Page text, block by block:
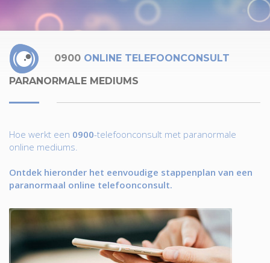
0900 ONLINE TELEFOONCONSULT
PARANORMALE MEDIUMS
Hoe werkt een 0900-telefoonconsult met paranormale
online mediums.
Ontdek hieronder het eenvoudige stappenplan van een
paranormaal online telefoonconsult.